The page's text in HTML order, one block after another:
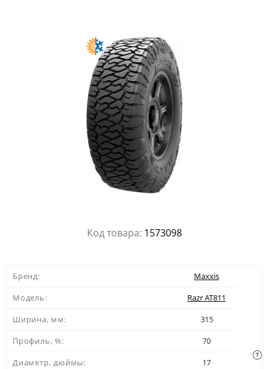
Код товара: 1573098
Бренд:
Maxxis
Модель:
Razr AT811
Ширина, мм:
315
Профиль, %:
70
Диаметр, дюймы:
17